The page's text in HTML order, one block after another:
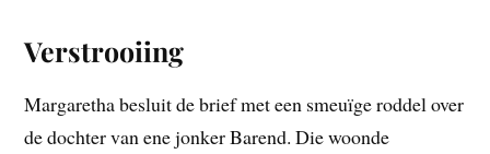
Verstrooiing
Margaretha besluit de brief met een smeuïge roddel over
de dochter van ene jonker Barend. Die woonde